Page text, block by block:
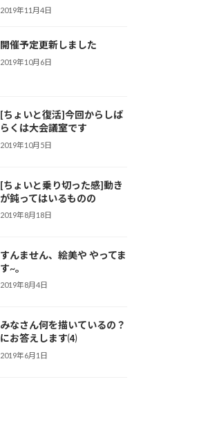
2019年11月4日
開催予定更新しました
2019年10月6日
[ちょいと復活]今回からしば
らくは大会議室です
2019年10月5日
[ちょいと乗り切った感]動き
が鈍ってはいるものの
2019年8月18日
すんません、絵美や やってま
す~。
2019年8月4日
みなさん何を描いているの？
にお答えします⑷
2019年6月1日